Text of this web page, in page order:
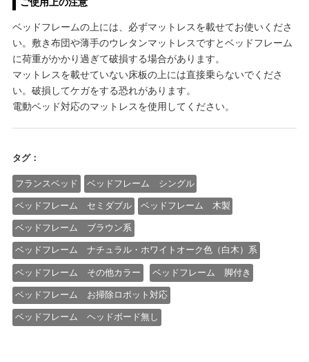
ベッドフレームの上には、必ずマットレスを載せてお使いくださ
い。敷き布団や薄手のウレタンマットレスですとベッドフレーム
に荷重がかかり過ぎて破損する場合があります。
マットレスを載せていない床板の上には直接乗らないでくださ
い。破損してケガをする恐れがあります。
電動ベッド対応のマットレスを使用してください。
タグ：
フランスベッド ベッドフレーム シングル
ベッドフレーム セミダブル ベッドフレーム 木製
ベッドフレーム ブラウン系
ベッドフレーム ナチュラル・ホワイトオーク色（白木）系
ベッドフレーム その他カラー ベッドフレーム 脚付き
ベッドフレーム お掃除ロボット対応
ベッドフレーム ヘッドボード無し